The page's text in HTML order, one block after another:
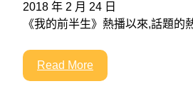
2018 年 2 月 24 日
《我的前半生》熱播以來,話題
Read More